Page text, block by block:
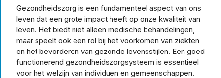
Gezondheidszorg is een fundamenteel aspect van ons
leven dat een grote impact heeft op onze kwaliteit van
leven. Het biedt niet alleen medische behandelingen,
maar speelt ook een rol bij het voorkomen van ziekten
en het bevorderen van gezonde levensstijlen. Een goed
functionerend gezondheidszorgsysteem is essentieel
voor het welzijn van individuen en gemeenschappen.